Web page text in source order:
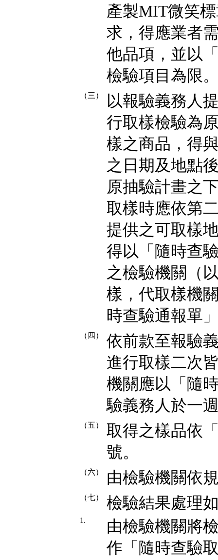
產製MIT微笑
求，得應業者
他品項，並以
檢驗項目為限
（三）
以報驗義務人
行取樣檢驗為
樣之商品，得
之日期及地點
原抽驗計畫之
取樣時應依第
提供之可取樣
得以「隨時查
之檢驗機關（
樣，代取樣機
時查驗通報單
（四）
依前款至報驗
進行取樣二次
機關應以「隨
驗義務人於一
（五）
取得之樣品依
號。
（六） 由檢驗機關依
（七） 檢驗結果處理
1.
由檢驗機關將
作「隨時查驗